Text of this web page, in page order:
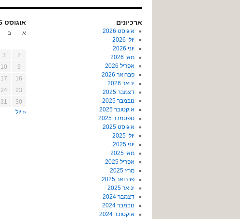
ארכיונים
אוגוסט 2026
יולי 2026
יוני 2026
מאי 2026
אפריל 2026
פברואר 2026
ינואר 2026
דצמבר 2025
נובמבר 2025
אוקטובר 2025
ספטמבר 2025
אוגוסט 2025
יולי 2025
יוני 2025
מאי 2025
אפריל 2025
מרץ 2025
פברואר 2025
ינואר 2025
דצמבר 2024
נובמבר 2024
אוקטובר 2024
אוגוסט 2026
א ב
2
3
9
10
16
17
23
24
30
31
« יול